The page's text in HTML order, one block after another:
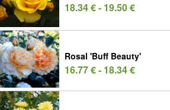
18.34 € - 19.50 €
Rosal 'Buff Beauty'
16.77 € - 18.34 €